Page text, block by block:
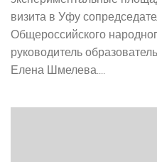
визита в Уфу
Общероссийского
руководитель
Елена Шмелева....